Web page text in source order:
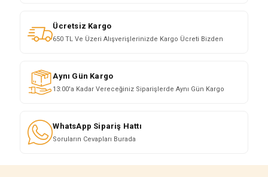
Ücretsiz Kargo
650 TL Ve Üzeri Alışverişlerinizde Kargo Ücreti Bizden
Aynı Gün Kargo
13:00'a Kadar Vereceğiniz Siparişlerde Aynı Gün Kargo
WhatsApp Sipariş Hattı
Soruların Cevapları Burada